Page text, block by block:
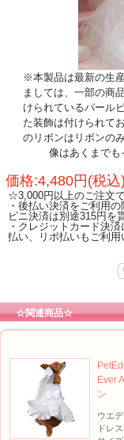
※本製品は最新の生
ましては、一部の商
けられているパール
た装飾は付けられて
のリボンはリボンの
像はあくまでも
価格:4,480円(税込)
☆3,000円以上のご注文
・後払い決済をご利用
ビニ決済は別途315円を
・クレジットカード決
払い、リボ払いもご利用
☆関連商品☆
Ever
ン
ウエ
ドレ